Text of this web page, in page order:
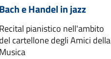
Bach e Handel in jazz
Recital pianistico nell'ambito
del cartellone degli Amici della
Musica